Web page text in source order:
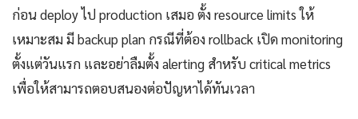
ก่อน deploy ไป production เสมอ ตั้ง resource limits ให้
เหมาะสม มี backup plan กรณีที่ต้อง rollback เปิด monitoring
ตั้งแต่วันแรก และอย่าลืมตั้ง alerting สำหรับ critical metrics
เพื่อให้สามารถตอบสนองต่อปัญหาได้ทันเวลา